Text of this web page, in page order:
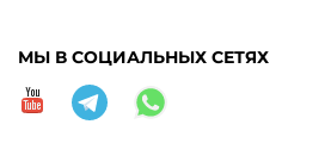
МЫ В СОЦИАЛЬНЫХ СЕТЯХ